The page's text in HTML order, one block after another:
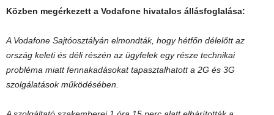
Közben megérkezett a Vodafone hivatalos állásfoglalása:
A Vodafone Sajtóosztályán elmondták, hogy hétfőn délelőtt az
ország keleti és déli részén az ügyfelek egy része technikai
probléma miatt fennakadásokat tapasztalhatott a 2G és 3G
szolgálatások működésében.